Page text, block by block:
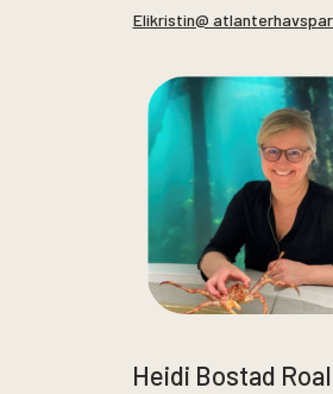
Elikristin@
Heidi Bostad